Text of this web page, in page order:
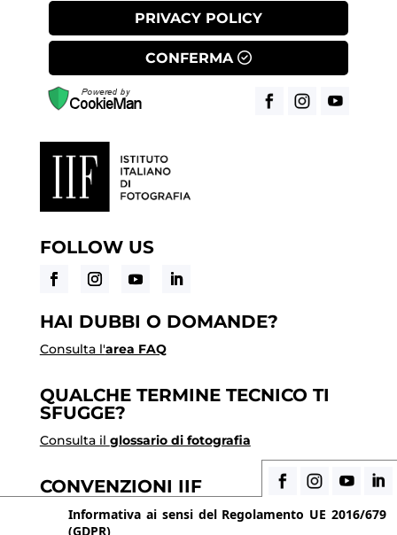
PRIVACY POLICY
CONFERMA
FOLLOW US
HAI DUBBI O DOMANDE?
Consulta l'area FAQ
QUALCHE TERMINE TECNICO TI
SFUGGE?
Consulta il glossario di fotografia
CONVENZIONI IIF
Scopri i vantaggi di essere uno studente di IIF
Informativa ai sensi del Regolamento UE 2016/679
(GDPR)